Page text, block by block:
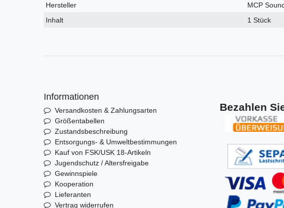
Hersteller
MCP
Inhalt
1 Stück
Informationen
Versandkosten & Zahlungsarten
Größentabellen
Zustandsbeschreibung
Entsorgungs- & Umweltbestimmungen
Kauf von FSK/USK 18-Artikeln
Jugendschutz / Altersfreigabe
Gewinnspiele
Kooperation
Lieferanten
Vertrag widerrufen
Bezahlen